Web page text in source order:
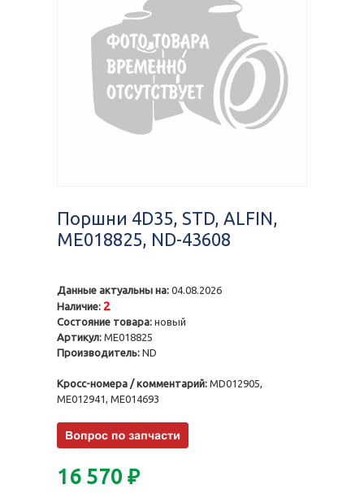
Поршни 4D35, STD, ALFIN,
ME018825, ND-43608
Данные актуальны на: 04.08.2026
Наличие: 2
Состояние товара: новый
Артикул: ME018825
Производитель: ND
Кросс-номера / комментарий: MD012905,
ME012941, ME014693
16 570 ₽